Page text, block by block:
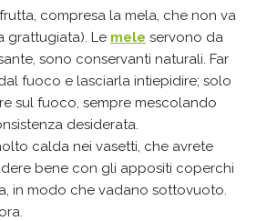
compresa la mela, che non va
grattugiata). Le mele servono da
sono conservanti naturali. Far
fuoco e lasciarla intiepidire; solo
sul fuoco, sempre mescolando
desiderata.
calda nei vasetti, che avrete
bene con gli appositi coperchi
in modo che vadano sottovuoto.